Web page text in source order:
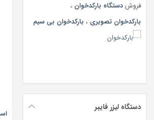
فروشدستگاه بارکدخوان ،
بارکدخوان تصویری ، بارکدخوان بی سیم
دستگاه لیزر فایبر